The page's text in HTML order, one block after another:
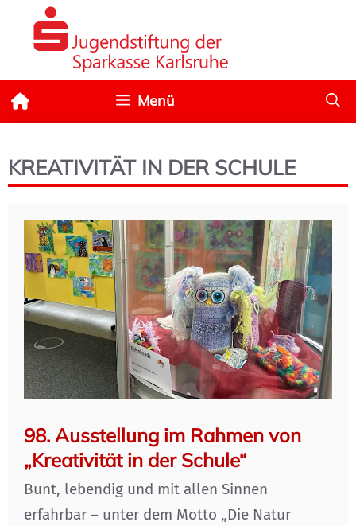
Inhalt
Menü
KREATIVITÄT IN DER SCHULE
98. Ausstellung im Rahmen von
„Kreativität in der Schule“
Bunt, lebendig und mit allen Sinnen
erfahrbar – unter dem Motto „Die Natur